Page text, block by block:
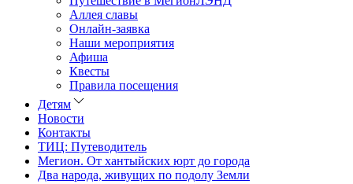
Аллея славы
Онлайн-заявка
Наши мероприятия
Афиша
Квесты
Правила посещения
Детям
Новости
Контакты
ТИЦ: Путеводитель
Мегион. От хантыйских юрт до города
Два народа, живущих по подолу Земли